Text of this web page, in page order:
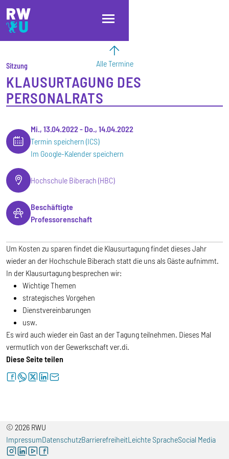
Direkt zum Inhalt
Direkt zur Hauptnavigation
Direkt zum Fußbereich
Alle Termine
Sitzung
KLAUSURTAGUNG DES
PERSONALRATS
Mi., 13.04.2022- Do., 14.04.2022
Termin speichern (ICS)
Im Google-Kalender speichern
Hochschule Biberach (HBC)
Beschäftigte
Professorenschaft
Um Kosten zu sparen findet die Klausurtagung findet dieses Jahr
wieder an der Hochschule Biberach statt die uns als Gäste aufnimmt.
In der Klausurtagung besprechen wir:
Wichtige Themen
strategisches Vorgehen
Dienstvereinbarungen
usw.
Es wird auch wieder ein Gast an der Tagung teilnehmen. Dieses Mal
vermutlich von der Gewerkschaft ver.di.
Diese Seite teilen
facebookwhatsapptwitterlinkedinletter
© 2026 RWU
ImpressumDatenschutzBarrierefreiheitLeichte SpracheSocial Media
instagramlinkedinyoutubefacebook